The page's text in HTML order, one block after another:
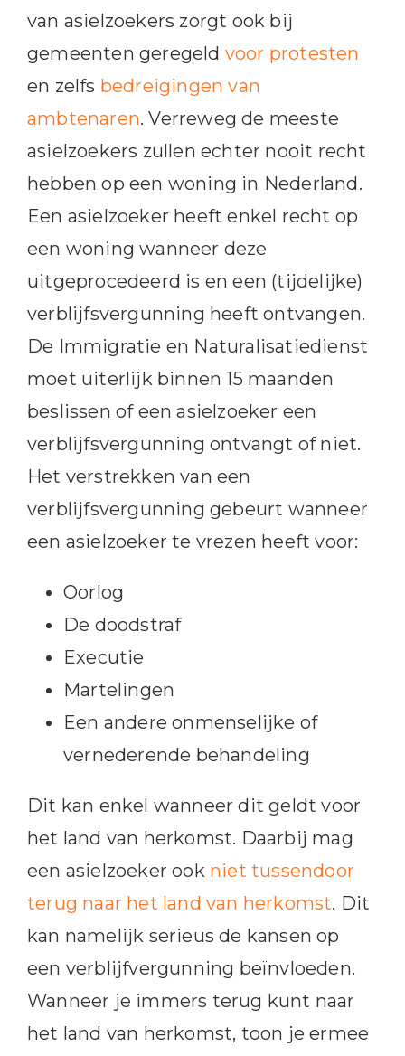
van asielzoekers zorgt ook bij
gemeenten geregeld voor protesten
en zelfs bedreigingen van
ambtenaren. Verreweg de meeste
asielzoekers zullen echter nooit recht
hebben op een woning in Nederland.
Een asielzoeker heeft enkel recht op
een woning wanneer deze
uitgeprocedeerd is en een (tijdelijke)
verblijfsvergunning heeft ontvangen.
De Immigratie en Naturalisatiedienst
moet uiterlijk binnen 15 maanden
beslissen of een asielzoeker een
verblijfsvergunning ontvangt of niet.
Het verstrekken van een
verblijfsvergunning gebeurt wanneer
een asielzoeker te vrezen heeft voor:
Oorlog
De doodstraf
Executie
Martelingen
Een andere onmenselijke of
vernederende behandeling
Dit kan enkel wanneer dit geldt voor
het land van herkomst. Daarbij mag
een asielzoeker ook niet tussendoor
terug naar het land van herkomst. Dit
kan namelijk serieus de kansen op
een verblijfvergunning beïnvloeden.
Wanneer je immers terug kunt naar
het land van herkomst, toon je ermee